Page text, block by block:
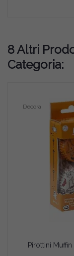
8 Altri
Categoria:
Decora